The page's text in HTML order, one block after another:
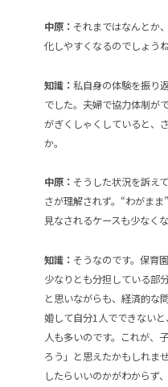
中原： それまではなんとか
化しやすくなるのでしょうね
知識： 私自身の体験を振り
でした。夫婦で協力体制が
がぎくしゃくしていると、
か。
中原： そうした状況を訴え
さが理解されず。“わがま
見なされるケースも少なく
知識： そうなのです。保育
少なりとも分担している部
と思いながらも、経済的な
婚して自分1人でできない
人も多いのです。これが、
ろう」と思えたかもしれま
したらいいのかがわからず